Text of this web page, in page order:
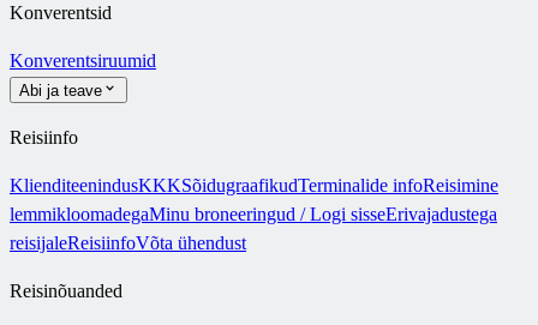
Konverentsid
Konverentsiruumid
Abi ja teave
Reisiinfo
KlienditeenindusKKKSõidugraafikudTerminalide infoReisimine
lemmikloomadegaMinu broneeringud / Logi sisseErivajadustega
reisijaleReisiinfoVõta ühendust
Reisinõuanded